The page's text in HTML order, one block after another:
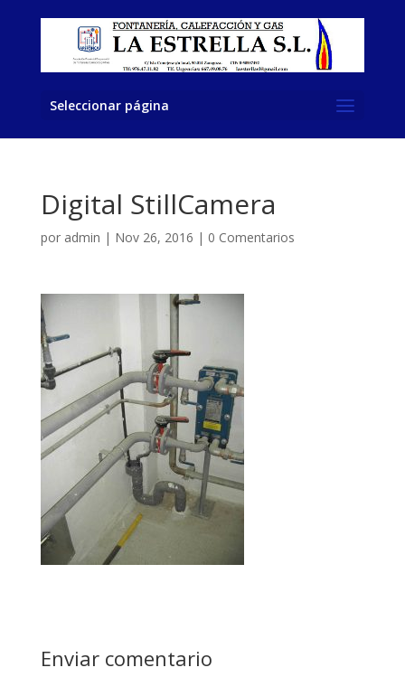
Seleccionar página
Digital StillCamera
por admin | Nov 26, 2016 | 0 Comentarios
Enviar comentario